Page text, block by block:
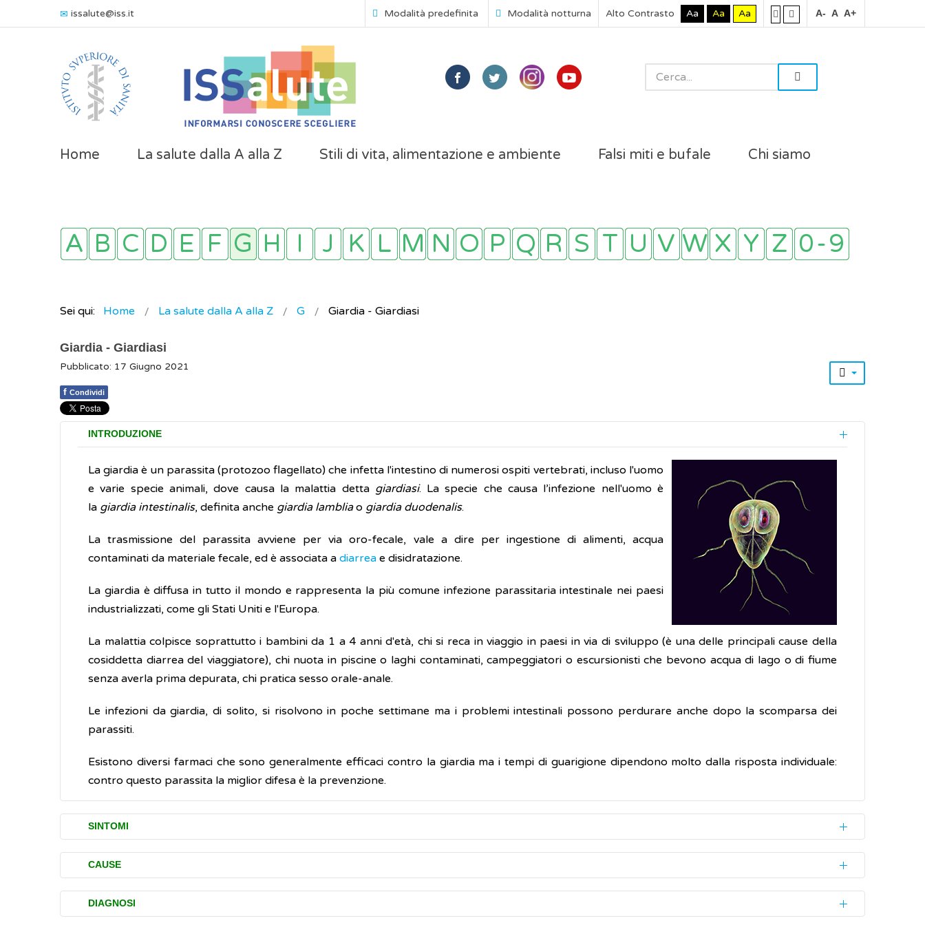
issalute@iss.it Modalità predefinita Modalità notturna Alto Contrasto Aa Aa Aa A- A A+
Home La salute dalla A alla Z Stili di vita, alimentazione e ambiente Falsi miti e bufale Chi siamo
Sei qui: Home La salute dalla A alla Z G Giardia - Giardiasi
Giardia - Giardiasi
Pubblicato: 17 Giugno 2021
f Condividi
INTRODUZIONE
La giardia è un parassita (protozoo flagellato) che infetta l'intestino di numerosi ospiti vertebrati, incluso l'uomo
e varie specie animali, dove causa la malattia detta giardiasi. La specie che causa l’infezione nell'uomo è
la giardia intestinalis, definita anche giardia lambliao giardia duodenalis.
La trasmissione del parassita avviene per via oro-fecale, vale a dire per ingestione di alimenti, acqua
contaminati da materiale fecale, ed è associata a diarrea e disidratazione.
La giardia è diffusa in tutto il mondo e rappresenta la più comune infezione parassitaria intestinale nei paesi
industrializzati, come gli Stati Uniti e l'Europa.
La malattia colpisce soprattutto i bambini da 1 a 4 anni d'età, chi si reca in viaggio in paesi in via di sviluppo (è una delle principali cause della
cosiddetta diarrea del viaggiatore), chi nuota in piscine o laghi contaminati, campeggiatori o escursionisti che bevono acqua di lago o di fiume
senza averla prima depurata, chi pratica sesso orale-anale.
Le infezioni da giardia, di solito, si risolvono in poche settimane ma i problemi intestinali possono perdurare anche dopo la scomparsa dei
parassiti.
Esistono diversi farmaci che sono generalmente efficaci contro la giardia ma i tempi di guarigione dipendono molto dalla risposta individuale:
contro questo parassita la miglior difesa è la prevenzione.
SINTOMI
L'infezione spesso non è accompagnata da alcun disturbo (sintomo), soprattutto quando ad essere colpiti sono adulti in buono stato di salute.
Nella maggior parte dei casi i disturbi compaiono 1 o 2 settimane dopo l’infezione.
La giardiasi si manifesta più frequentemente come unagastroenteriteacuta, con sintomi come:
CAUSE
Il parassita vive nell'intestino dell'uomo e di molte specie animali. Prima dell'espulsione nell'ambiente con le feci, i parassiti producono una forma
cistica (cisti), particolarmente resistente, che consente loro di sopravvivere nell'ambiente anche per lunghi periodi (mesi). Una volta ingerita
DIAGNOSI